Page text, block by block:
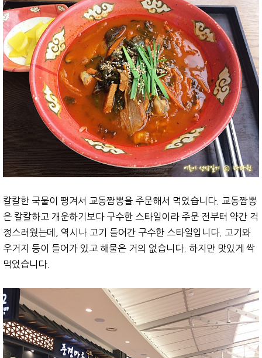
칼칼한 국물이 땡겨서 교동짬뽕을 주문해서 먹었습니다. 교동짬뽕
은 칼칼하고 개운하기보다 구수한 스타일이라 주문 전부터 약간 걱
정스러웠는데, 역시나 고기 들어간 구수한 스타일입니다. 고기와
우거지 등이 들어가 있고 해물은 거의 없습니다. 하지만 맛있게 싹
먹었습니다.